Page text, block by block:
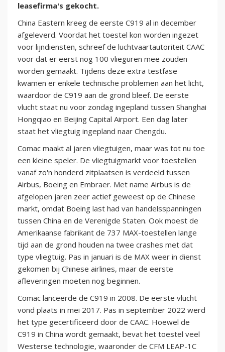
leasefirma's gekocht.
China Eastern kreeg de eerste C919 al in december
afgeleverd. Voordat het toestel kon worden ingezet
voor lijndiensten, schreef de luchtvaartautoriteit CAAC
voor dat er eerst nog 100 vlieguren mee zouden
worden gemaakt. Tijdens deze extra testfase
kwamen er enkele technische problemen aan het licht,
waardoor de C919 aan de grond bleef. De eerste
vlucht staat nu voor zondag ingepland tussen Shanghai
Hongqiao en Beijing Capital Airport. Een dag later
staat het vliegtuig ingepland naar Chengdu.
Comac maakt al jaren vliegtuigen, maar was tot nu toe
een kleine speler. De vliegtuigmarkt voor toestellen
vanaf zo'n honderd zitplaatsen is verdeeld tussen
Airbus, Boeing en Embraer. Met name Airbus is de
afgelopen jaren zeer actief geweest op de Chinese
markt, omdat Boeing last had van handelsspanningen
tussen China en de Verenigde Staten. Ook moest de
Amerikaanse fabrikant de 737 MAX-toestellen lange
tijd aan de grond houden na twee crashes met dat
type vliegtuig. Pas in januari is de MAX weer in dienst
gekomen bij Chinese airlines, maar de eerste
afleveringen moeten nog beginnen.
Comac lanceerde de C919 in 2008. De eerste vlucht
vond plaats in mei 2017. Pas in september 2022 werd
het type gecertificeerd door de CAAC. Hoewel de
C919 in China wordt gemaakt, bevat het toestel veel
Westerse technologie, waaronder de CFM LEAP-1C